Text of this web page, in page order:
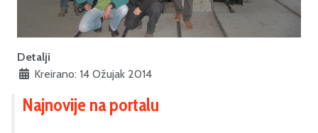
Detalji
Kreirano: 14 Ožujak 2014
Najnovije na portalu